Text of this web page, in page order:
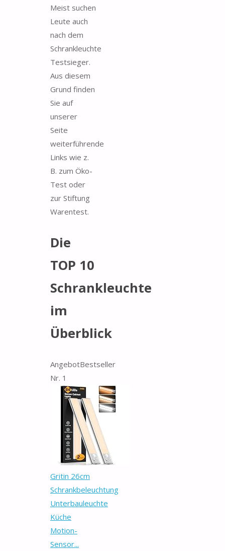
Meist suchen
Leute auch
nach dem
Schrankleuchte
Testsieger.
Aus diesem
Grund finden
Sie auf
unserer
Seite
weiterführende
Links wie z.
B. zum Öko-
Test oder
zur Stiftung
Warentest.
Die
TOP 10
Schrankleuchte
im
Überblick
AngebotBestseller
Nr. 1
Gritin 26cm
Schrankbeleuchtung
Unterbauleuchte
Küche
Motion-
Sensor...